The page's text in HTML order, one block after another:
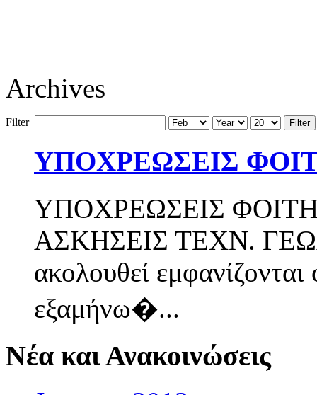
Archives
Filter Filter
ΥΠΟΧΡΕΩΣΕΙΣ
ΥΠΟΧΡΕΩΣΕΙΣ
ΑΣΚΗΣΕΙΣ ΤΕΧΝ.
ακολουθεί
εξαμήνω�...
Νέα και Ανακοινώσεις